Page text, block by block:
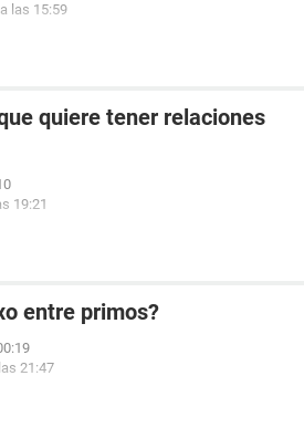
las 15:59
quiere tener relaciones
19:21
entre primos?
21:47